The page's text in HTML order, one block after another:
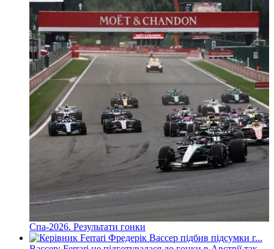
Спа-2026. Результати гонки